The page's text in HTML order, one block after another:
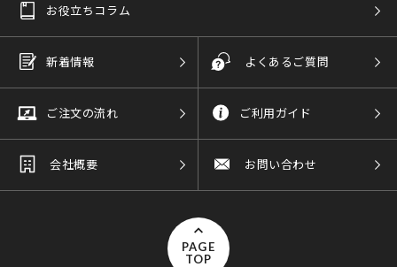
お役立ちコラム
新着情報 よくあるご質問
ご注文の流れ ご利用ガイド
会社概要 お問い合わせ
PAGE
TOP